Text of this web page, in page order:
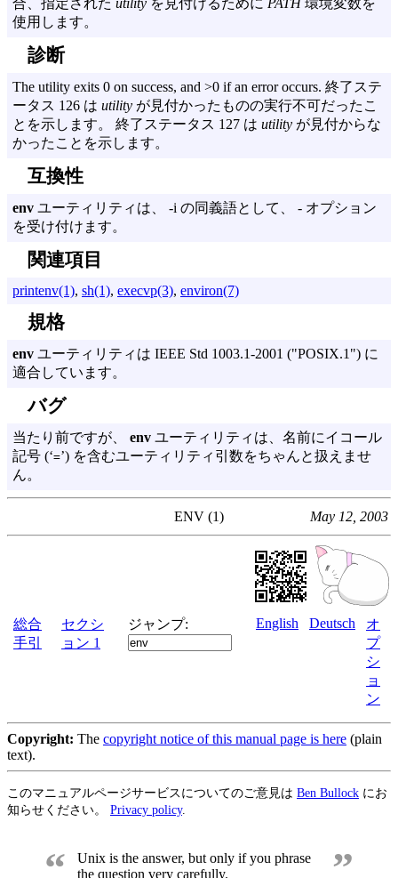
合、指定された utility を見付けるために PATH環境変数を
使用します。
診断
The utility exits 0 on success, and >0 if an error occurs. 終了ステ
ータス 126 は utility が見付かったものの実行不可だったこ
とを示します。 終了ステータス 127 は utility が見付からな
かったことを示します。
互換性
env ユーティリティは、 -i の同義語として、 - オプション
を受け付けます。
関連項目
printenv(1), sh(1), execvp(3), environ(7)
規格
env ユーティリティは IEEE Std 1003.1-2001 ("POSIX.1") に
適合しています。
バグ
当たり前ですが、 env ユーティリティは、名前にイコール
記号 (‘=’) を含むユーティリティ引数をちゃんと扱えませ
ん。
ENV (1) May 12, 2003
総合
手引
セクシ
ョン 1
ジャンプ: English Deutsch
オ
プ
シ
ョ
ン
Copyright: The copyright notice of this manual page is here (plain
text).
このマニュアルページサービスについてのご意見は Ben Bullock にお
知らせください。 Privacy policy.
“
Unix is the answer, but only if you phrase
the question very carefully.
”